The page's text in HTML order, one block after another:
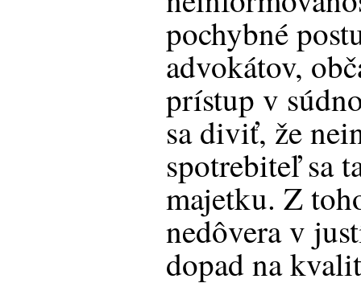
pochybné
advokátov,
prístup v
sa diviť, že
spotrebiteľ sa
majetku. Z
nedôvera v
dopad na